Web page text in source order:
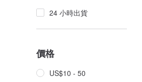
24 小時出貨
價格
US$10 - 50